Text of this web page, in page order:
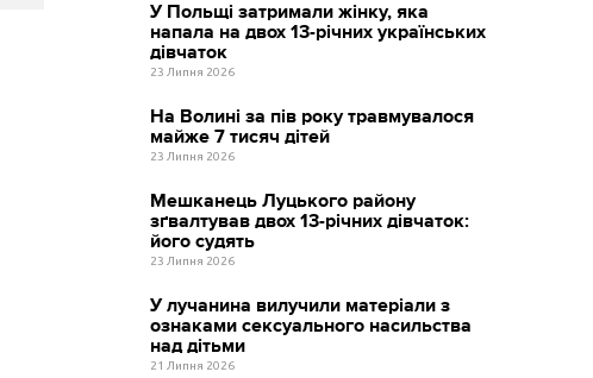
У Польщі затримали жінку, яка
напала на двох 13-річних українських
дівчаток
23 Липня 2026
На Волині за пів року травмувалося
майже 7 тисяч дітей
23 Липня 2026
Мешканець Луцького району
зґвалтував двох 13-річних дівчаток:
його судять
23 Липня 2026
У лучанина вилучили матеріали з
ознаками сексуального насильства
над дітьми
21 Липня 2026